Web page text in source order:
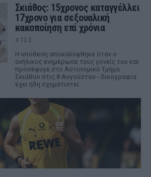
Σκιάθος: 15χρονος καταγγέλλει
17χρονο για σεξουαλική
κακοποίηση επί χρόνια
ΧΤΕΣ
Η υπόθεση αποκαλύφθηκε όταν ο
ανήλικος ενημέρωσε τους γονείς του και
προσέφυγε στο Αστυνομικό Τμήμα
Σκιάθου στις 8 Αυγούστου - δικογραφία
έχει ήδη σχηματιστεί.